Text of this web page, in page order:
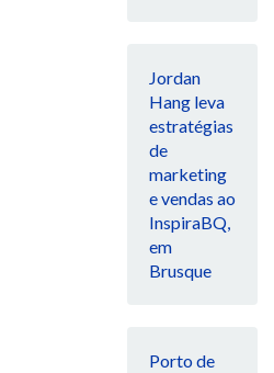
Jordan
Hang leva
estratégias
de
marketing
e vendas ao
InspiraBQ,
em
Brusque
Porto de